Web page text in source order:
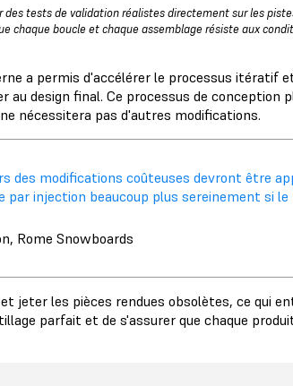
des tests de validation réalistes directement sur les
chaque boucle et chaque assemblage résiste aux
a permis d'accélérer le processus itératif
au design final. Ce processus de conception
nécessitera pas d'autres modifications.
des modifications coûteuses devront être
par injection beaucoup plus sereinement si
Rome Snowboards
jeter les pièces rendues obsolètes, ce qui
parfait et de s'assurer que chaque